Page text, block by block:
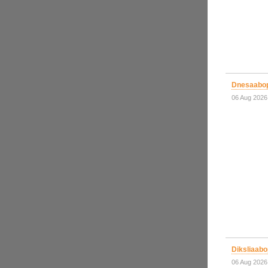
06 Aug
06 Aug